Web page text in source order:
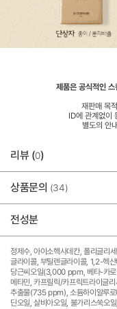
제품은 공식적인
재판매 목
ID에 관계없이
별도의 안
리뷰 (0)
상품문의 (34)
전성분
정제수, 아이소헥사데칸, 폴리글리
글라이콜, 부틸렌글라이콜, 1,2-헥
당근씨오일(3,000 ppm, 베타-카로
메타민, 카프릴릭/카프릭트라이글
추출물(735 ppm), 소듐하이알루로
딘오일, 살비아오일, 불가리스쑥오